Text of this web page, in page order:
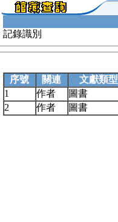
記錄識別
序號
關連 文獻類型
1
作者 圖書
2
作者 圖書